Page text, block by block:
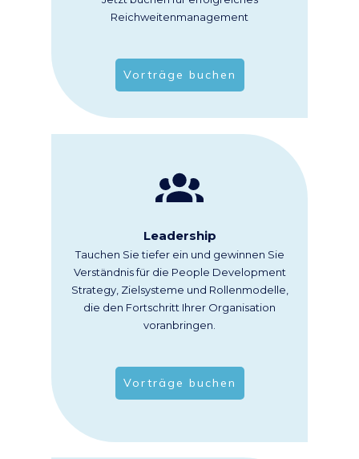
Reichweitenmanagement
Vorträge buchen
Leadership
Tauchen Sie tiefer ein und gewinnen Sie
Verständnis für die People Development
Strategy, Zielsysteme und Rollenmodelle,
die den Fortschritt Ihrer Organisation
voranbringen.
Vorträge buchen